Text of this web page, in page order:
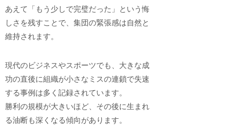
あえて「もう少しで完璧だった」という悔
しさを残すことで、集団の緊張感は自然と
維持されます。
現代のビジネスやスポーツでも、大きな成
功の直後に組織が小さなミスの連鎖で失速
する事例は多く記録されています。
勝利の規模が大きいほど、その後に生まれ
る油断も深くなる傾向があります。